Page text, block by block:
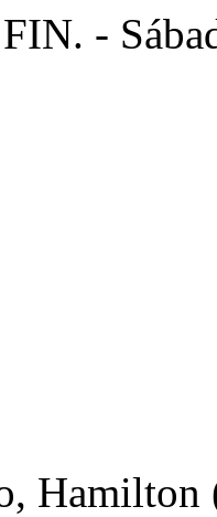
FIN. -